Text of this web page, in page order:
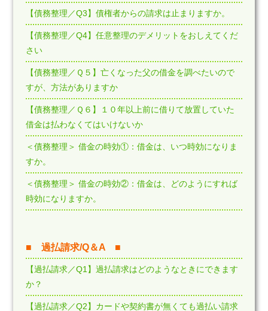
【債務整理／Q3】債権者からの請求は止まりますか。
【債務整理／Q4】任意整理のデメリットをおしえてくだ
さい
【債務整理／Ｑ５】亡くなった父の借金を調べたいので
すが、方法がありますか
【債務整理／Ｑ６】１０年以上前に借りて放置していた
借金は払わなくてはいけないか
＜債務整理＞ 借金の時効①：借金は、いつ時効になりま
すか。
＜債務整理＞ 借金の時効②：借金は、どのようにすれば
時効になりますか。
■ 過払請求/Q＆A ■
【過払請求／Q1】過払請求はどのようなときにできます
か？
【過払請求／Q2】カードや契約書が無くても過払い請求